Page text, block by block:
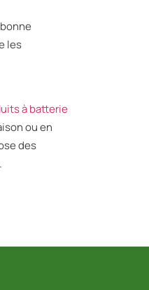
les
à batterie
ou en
des